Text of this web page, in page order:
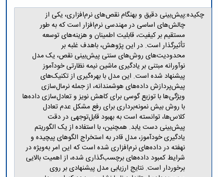
of
Stress
Analysis
کارآموزی
بنیاد
ملی
نخبگان
شرکت
های
دانش
بنیان
چکیده:پیش‌بینی دقیق و بهنگام نقص‌های نرم‌افزاری، یکی از
چالش‌های اساسی در مهندسی نرم‌افزار است که به طور
مستقیم بر کیفیت، قابلیت اطمینان و هزینه‌های توسعه
تأثیرگذار است. در این پژوهش، باهدف غلبه بر
محدودیت‌های روش‌های سنتی پیش‌بینی نقص، یک مدل
نوآورانه مبتنی بر یادگیری ماشین نیمه نظارتی خودآموز
پیشنهاد شده است. این مدل با بهره‌گیری از تکنیک‌های
پیش‌پردازش داده‌های هوشمندانه، از جمله نرمال‌سازی
ویژگی‌ها با توزیع گوسی برای کاهش نویز و تعادل‌سازی داده‌ها
با روش بیش نمونه‌برداری برای رفع مشکل عدم تعادل
کلاس‌ها، توانسته است به بهبود قابل‌توجهی در دقت
پیش‌بینی دست یابد. همچنین، با استفاده از یک الگوریتم
یادگیری خودآموز، مدل قادر به استخراج الگوهای پیچیده و
نهفته در داده‌های نرم‌افزاری شده است که این امر به‌ویژه در
شرایط کمبود داده‌های برچسب‌گذاری شده، از اهمیت بالایی
برخوردار است. نتایج ارزیابی مدل پیشنهادی بر روی